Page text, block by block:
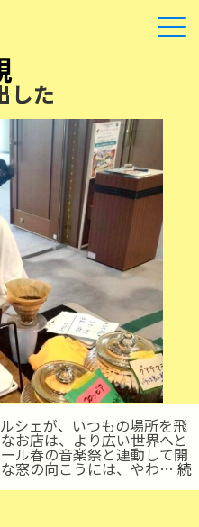
した
シェが、いつもの場所を飛
お店は、より広い世界へと
ル春の音楽祭と連動して開
窓の向こうには、やわ…続